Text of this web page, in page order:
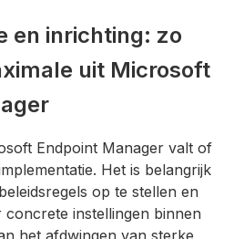
en inrichting: zo
uit Microsoft
Endpoint Manager valt of
Het is belangrijk
op te stellen en
instellingen binnen
het afdwingen van sterke